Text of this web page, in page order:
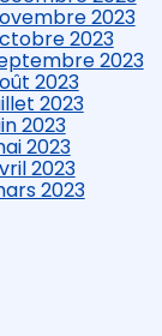
2023
2023
2023
2023
2023
2023
2023
2023
2023